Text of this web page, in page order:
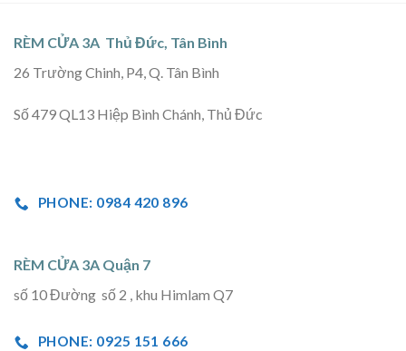
RÈM CỬA 3A Thủ Đức, Tân Bình
26 Trường Chinh, P4, Q. Tân Bình
Số 479 QL13 Hiệp Bình Chánh, Thủ Đức
PHONE: 0984 420 896
RÈM CỬA 3A Quận 7
số 10 Đường số 2 , khu Himlam Q7
PHONE: 0925 151 666